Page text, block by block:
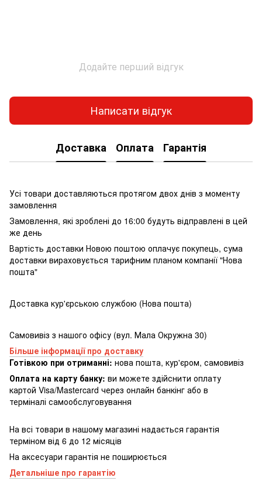
Додайте перший відгук
Написати відгук
Доставка Оплата Гарантія
Усі товари доставляються протягом двох днів з моменту
замовлення
Замовлення, які зроблені до 16:00 будуть відправлені в цей
же день
Вартість доставки Новою поштою оплачує покупець, сума
доставки вираховується тарифним планом компанії "Нова
пошта"
Доставка кур'єрською службою (Нова пошта)
Самовивіз з нашого офісу (вул. Мала Окружна 30)
Більше інформації про доставку
Готівкою при отриманні: нова пошта, кур'єром, самовивіз
Оплата на карту банку: ви можете здійснити оплату
картой Visa/Mastercard через онлайн банкінг або в
терміналі самообслуговування
На всі товари в нашому магазині надається гарантія
терміном від 6 до 12 місяців
На аксесуари гарантія не поширюється
Детальніше про гарантію